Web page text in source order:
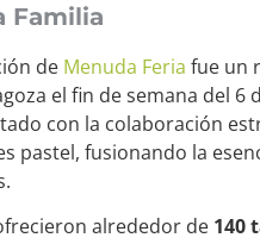
Familia
de Menuda Feria fue un
el fin de semana del
con la colaboración
pastel, fusionando la
alrededor de 140